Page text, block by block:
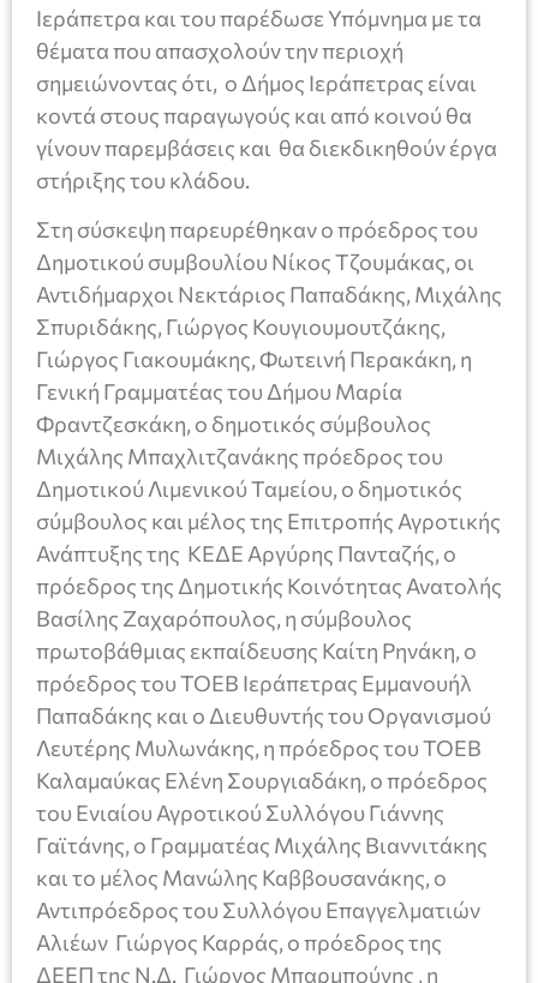
Ιεράπετρα και του παρέδωσε Υπόμνημα με τα
θέματα που απασχολούν την περιοχή
σημειώνοντας ότι, ο Δήμος Ιεράπετρας είναι
κοντά στους παραγωγούς και από κοινού θα
γίνουν παρεμβάσεις και θα διεκδικηθούν έργα
στήριξης του κλάδου.
Στη σύσκεψη παρευρέθηκαν ο πρόεδρος του
Δημοτικού συμβουλίου Νίκος Τζουμάκας, οι
Αντιδήμαρχοι Νεκτάριος Παπαδάκης, Μιχάλης
Σπυριδάκης, Γιώργος Κουγιουμουτζάκης,
Γιώργος Γιακουμάκης, Φωτεινή Περακάκη, η
Γενική Γραμματέας του Δήμου Μαρία
Φραντζεσκάκη, ο δημοτικός σύμβουλος
Μιχάλης Μπαχλιτζανάκης πρόεδρος του
Δημοτικού Λιμενικού Ταμείου, ο δημοτικός
σύμβουλος και μέλος της Επιτροπής Αγροτικής
Ανάπτυξης της ΚΕΔΕ Αργύρης Πανταζής, ο
πρόεδρος της Δημοτικής Κοινότητας Ανατολής
Βασίλης Ζαχαρόπουλος, η σύμβουλος
πρωτοβάθμιας εκπαίδευσης Καίτη Ρηνάκη, ο
πρόεδρος του ΤΟΕΒ Ιεράπετρας Εμμανουήλ
Παπαδάκης και ο Διευθυντής του Οργανισμού
Λευτέρης Μυλωνάκης, η πρόεδρος του ΤΟΕΒ
Καλαμαύκας Ελένη Σουργιαδάκη, ο πρόεδρος
του Ενιαίου Αγροτικού Συλλόγου Γιάννης
Γαϊτάνης, ο Γραμματέας Μιχάλης Βιαννιτάκης
και το μέλος Μανώλης Καββουσανάκης, ο
Αντιπρόεδρος του Συλλόγου Επαγγελματιών
Αλιέων Γιώργος Καρράς, ο πρόεδρος της
ΔΕΕΠ της Ν.Δ. Γιώργος Μπαρμπούνης , η